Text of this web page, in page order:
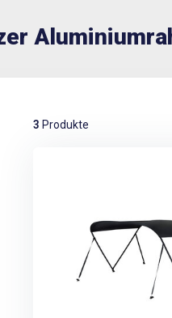
3 Produkte